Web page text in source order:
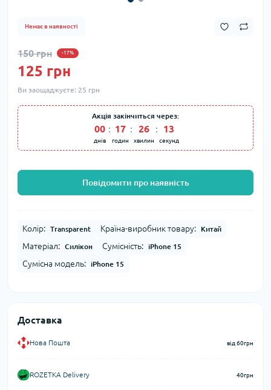
Немає в наявності
150 грн -17%
125 грн
Ви заощаджуєте: 25 грн
Акція закінчиться через:
00
днів
: 17
годин
: 26
хвилин
: 13
секунд
Повідомити про наявність
Колір: Transparent Країна-виробник товару: Китай
Матеріал: Силікон Сумісність: iPhone 15
Сумісна модель: iPhone 15
Доставка
Нова Пошта від 60грн
ROZETKA Delivery 40грн